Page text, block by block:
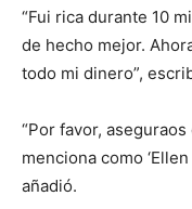
“Fui rica durante 10
de hecho mejor.
todo mi dinero”,
“Por favor,
menciona como
añadió.